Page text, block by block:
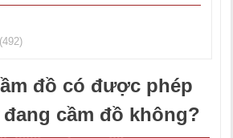
(492)
đồ có được phép
đang cầm đồ không?